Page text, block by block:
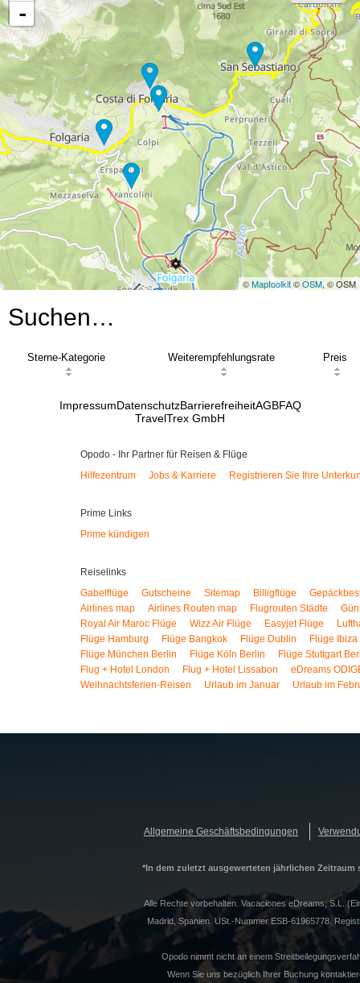
-
©Maptoolkit©OSM, © OSM
Suchen…
Sterne-Kategorie Weiterempfehlungsrate Preis
ImpressumDatenschutzBarrierefreiheitAGBFAQ
TravelTrex GmbH